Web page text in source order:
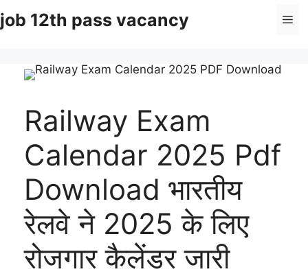
to
job 12th pass vacancy
Railway Exam
Calendar 2025 Pdf
Download भारतीय
रेलवे ने 2025 के लिए
रोजगार कैलेंडर जारी